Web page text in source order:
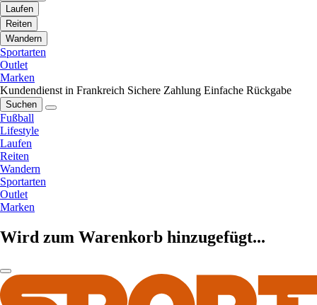
Laufen
Reiten
Wandern
Sportarten
Outlet
Marken
Kundendienst in Frankreich Sichere Zahlung Einfache Rückgabe
Suchen
Fußball
Lifestyle
Laufen
Reiten
Wandern
Sportarten
Outlet
Marken
Wird zum Warenkorb hinzugefügt...